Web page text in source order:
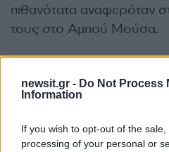
newsit.gr - Do Not Process
Information
If you wish to opt-out of the
processing of your personal or
πιθανότατα αναφερόταν
τους στο Αμπού Μούσα.
«Εάν αναλάβουν
ζωτικές υποδομές αυτής
από αδιάκοπες